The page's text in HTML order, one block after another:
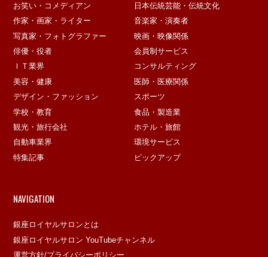
お笑い・コメディアン
日本伝統芸能・伝統文化
作家・画家・ライター
音楽家・演奏者
写真家・フォトグラファー
映画・映像関係
俳優・役者
会員制サービス
ＩＴ業界
コンサルティング
美容・健康
医師・医療関係
デザイン・ファッション
スポーツ
学校・教育
食品・製造業
観光・旅行会社
ホテル・旅館
自動車業界
環境サービス
特集記事
ピックアップ
NAVIGATION
銀座ロイヤルサロンとは
銀座ロイヤルサロン YouTubeチャンネル
運営方針/プライバシーポリシー